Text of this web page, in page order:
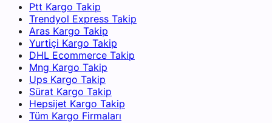
Ptt Kargo Takip
Trendyol Express Takip
Aras Kargo Takip
Yurtiçi Kargo Takip
DHL Ecommerce Takip
Mng Kargo Takip
Ups Kargo Takip
Sürat Kargo Takip
Hepsijet Kargo Takip
Tüm Kargo Firmaları